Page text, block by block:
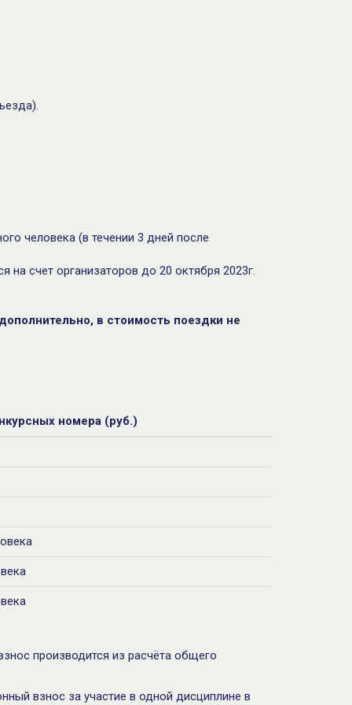
человека (в течении 3 дней после
на счет организаторов до 20 октября 2023г.
в стоимость поездки не
номера (руб.)
производится из расчёта общего
взнос за участие в одной дисциплине в